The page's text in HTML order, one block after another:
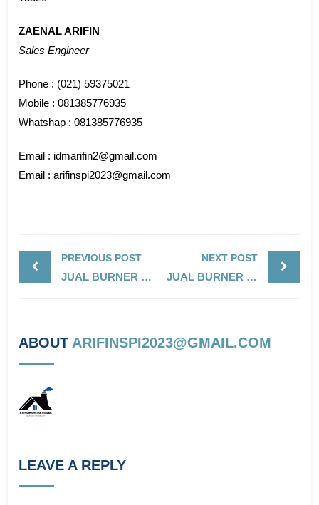
ZAENAL ARIFIN
Sales Engineer
Phone : (021) 59375021
Mobile : 081385776935
Whatshap : 081385776935
Email : idmarifin2@gmail.com
Email : arifinspi2023@gmail.com
PREVIOUS POST
JUAL BURNER ECOFLAM MINOR 20.1/30.1
NEXT POST
JUAL BURNER ECOFLAM MAX GAS PAB
ABOUT ARIFINSPI2023@GMAIL.COM
LEAVE A REPLY